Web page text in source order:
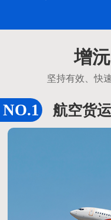
增沅
坚持有效、快
航空货